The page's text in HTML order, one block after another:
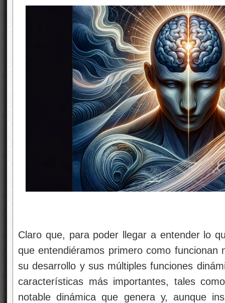
Claro que, para poder llegar a entender lo
que entendiéramos primero como funcionan
su desarrollo y sus múltiples funciones
características más importantes, tales
notable dinámica que genera y, aunque